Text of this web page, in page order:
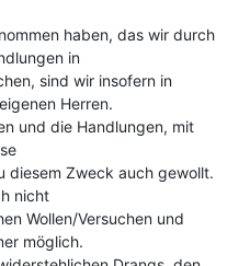
haben, das wir durch
in
sind wir insofern in
Herren.
und die Handlungen, mit
diesem Zweck auch gewollt.
nicht
Wollen/Versuchen und
möglich.